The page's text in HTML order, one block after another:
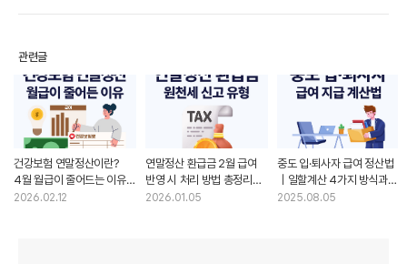
관련글
건강보험 연말정산이란?
4월 월급이 줄어드는 이유와
추가징수 발생 원인 정리
2026.02.12
연말정산 환급금 2월 급여
반영 시 처리 방법 총정리｜
원천세 신고 유형별
2026.01.05
중도 입·퇴사자 급여 정산법
｜일할계산 4가지 방식과
실무 주의사항 총정리
2025.08.05